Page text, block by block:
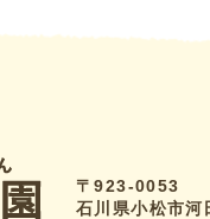
〒923-0053
石川県小松市河